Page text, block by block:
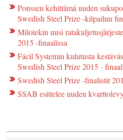
Ponssen kehittämä uuden
Swedish Steel Prize -kilpailun
Milotekin uusi
2015 -finaalissa
Fácil Systemin kulutusta
Swedish Steel Prize 2015 -
Swedish Steel Prize -finalistit
SSAB esittelee uuden